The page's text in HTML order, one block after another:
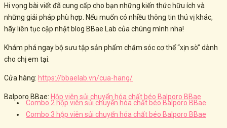
Hi vọng bài viết đã cung cấp cho bạn những kiến thức hữu ích và
những giải pháp phù hợp. Nếu muốn có nhiều thông tin thú vị khác,
hãy liên tục cập nhật blog BBae Lab của chúng mình nha!
Khám phá ngay bộ sưu tập sản phẩm chăm sóc cơ thể “xịn sò” dành
cho chị em tại:
Cửa hàng: https://bbaelab.vn/cua-hang/
Balporo BBae: Hộp viên sủi chuyển hóa chất béo Balporo BBae
Combo 2 hộp viên sủi chuyển hóa chất béo Balporo BBae
Combo 3 hộp viên sủi chuyển hóa chất béo Balporo BBae